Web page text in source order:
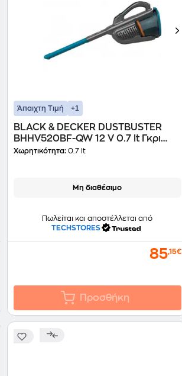
Άπαιχτη Τιμή +1
BLACK & DECKER DUSTBUSTER
BHHV520BF-QW 12 V 0.7 lt Γκρι
Σκουπάκι Χειρός
Χωρητικότητα: 0.7 lt
Μη διαθέσιμο
Πωλείται και αποστέλλεται από
TECHSTORES
85,15€
Προσθήκη